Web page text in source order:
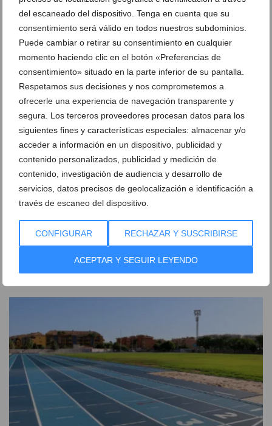
del escaneado del dispositivo. Tenga en cuenta que su
consentimiento será válido en todos nuestros subdominios.
Puede cambiar o retirar su consentimiento en cualquier
momento haciendo clic en el botón «Preferencias de
consentimiento» situado en la parte inferior de su pantalla.
Respetamos sus decisiones y nos comprometemos a
ofrecerle una experiencia de navegación transparente y
segura. Los terceros proveedores procesan datos para los
siguientes fines y características especiales: almacenar y/o
acceder a información en un dispositivo, publicidad y
contenido personalizados, publicidad y medición de
contenido, investigación de audiencia y desarrollo de
servicios, datos precisos de geolocalización e identificación a
través de escaneo del dispositivo.
CONFIGURAR RECHAZAR Y SUSCRIBIRSE
ACEPTAR Y SEGUIR LEYENDO
Baleària Diànium: logros nacionales, autonómicos y
récord en su campus
22 de julio de 2026
Hito histórico del Club Natació Dénia en el
Campeonato de España Infantil